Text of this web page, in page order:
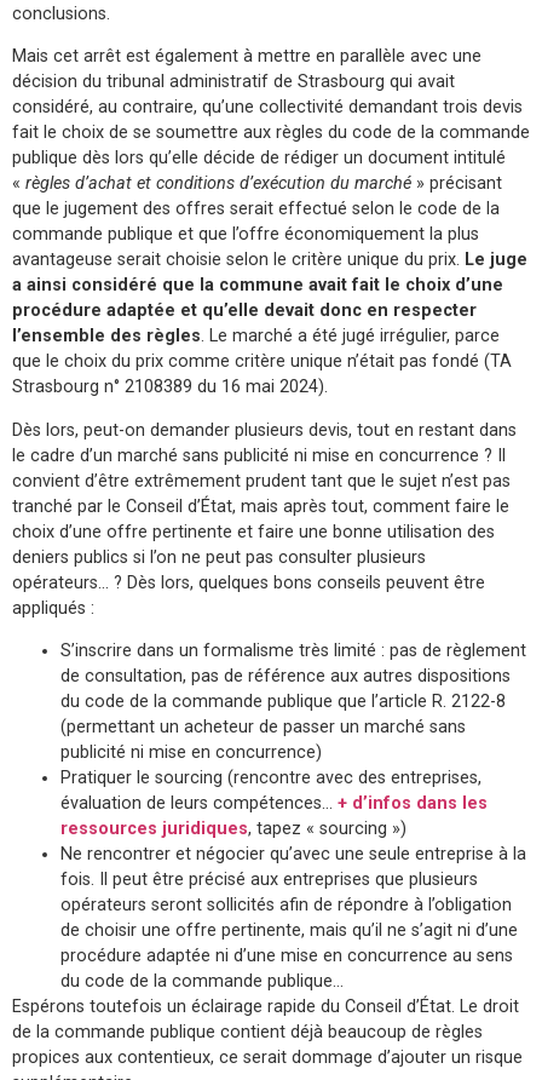
conclusions.
Mais cet arrêt est également à mettre en parallèle avec une
décision du tribunal administratif de Strasbourg qui avait
considéré, au contraire, qu’une collectivité demandant trois devis
fait le choix de se soumettre aux règles du code de la commande
publique dès lors qu’elle décide de rédiger un document intitulé
« règles d’achat et conditions d’exécution du marché » précisant
que le jugement des offres serait effectué selon le code de la
commande publique et que l’offre économiquement la plus
avantageuse serait choisie selon le critère unique du prix. Le juge
a ainsi considéré que la commune avait fait le choix d’une
procédure adaptée et qu’elle devait donc en respecter
l’ensemble des règles. Le marché a été jugé irrégulier, parce
que le choix du prix comme critère unique n’était pas fondé (TA
Strasbourg n° 2108389 du 16 mai 2024).
Dès lors, peut-on demander plusieurs devis, tout en restant dans
le cadre d’un marché sans publicité ni mise en concurrence ? Il
convient d’être extrêmement prudent tant que le sujet n’est pas
tranché par le Conseil d’État, mais après tout, comment faire le
choix d’une offre pertinente et faire une bonne utilisation des
deniers publics si l’on ne peut pas consulter plusieurs
opérateurs… ? Dès lors, quelques bons conseils peuvent être
appliqués :
S’inscrire dans un formalisme très limité : pas de règlement
de consultation, pas de référence aux autres dispositions
du code de la commande publique que l’article R. 2122-8
(permettant un acheteur de passer un marché sans
publicité ni mise en concurrence)
Pratiquer le sourcing (rencontre avec des entreprises,
évaluation de leurs compétences… + d’infos dans les
ressources juridiques, tapez « sourcing »)
Ne rencontrer et négocier qu’avec une seule entreprise à la
fois. Il peut être précisé aux entreprises que plusieurs
opérateurs seront sollicités afin de répondre à l’obligation
de choisir une offre pertinente, mais qu’il ne s’agit ni d’une
procédure adaptée ni d’une mise en concurrence au sens
du code de la commande publique…
Espérons toutefois un éclairage rapide du Conseil d’État. Le droit
de la commande publique contient déjà beaucoup de règles
propices aux contentieux, ce serait dommage d’ajouter un risque